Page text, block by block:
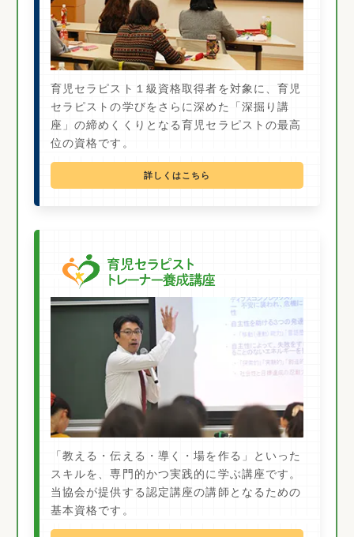
育児セラピスト１級資格取得者を対象に、育児
セラピストの学びをさらに深めた「深掘り講
座」の締めくくりとなる育児セラピストの最高
位の資格です。
詳しくはこちら
「教える・伝える・導く・場を作る」といった
スキルを、専門的かつ実践的に学ぶ講座です。
当協会が提供する認定講座の講師となるための
基本資格です。